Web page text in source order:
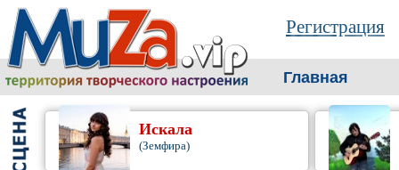
Регистрация
Главная
Искала
(Земфира)